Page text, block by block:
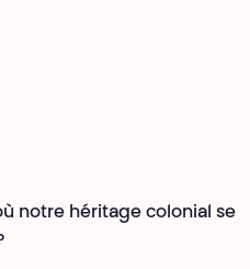
notre héritage colonial se